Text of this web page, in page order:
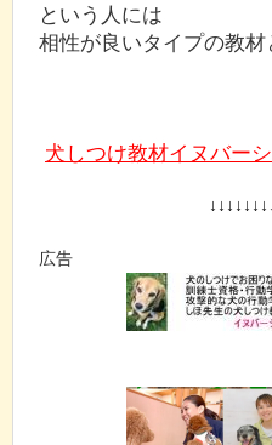
という人には
相性が良いタイプの教材
犬しつけ教材イヌバー
広告